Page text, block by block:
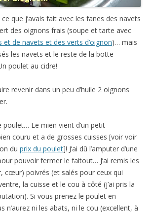
que j’avais fait avec les fanes des navets
des oignons frais (soupe et tarte avec
et de navets et des verts d’oignon)… mais
les navets et le reste de la botte
poulet au cidre!
revenir dans un peu d’huile 2 oignons
poulet… Le mien vient d’un petit
couru et a de grosses cuisses [voir voir
du prix du poulet]! J’ai dû l’amputer d’une
pouvoir fermer le faitout… J’ai remis les
cœur) poivrés (et salés pour ceux qui
la cuisse et le cou à côté (j’ai pris la
Si vous prenez le poulet en
n’aurez ni les abats, ni le cou (excellent, à